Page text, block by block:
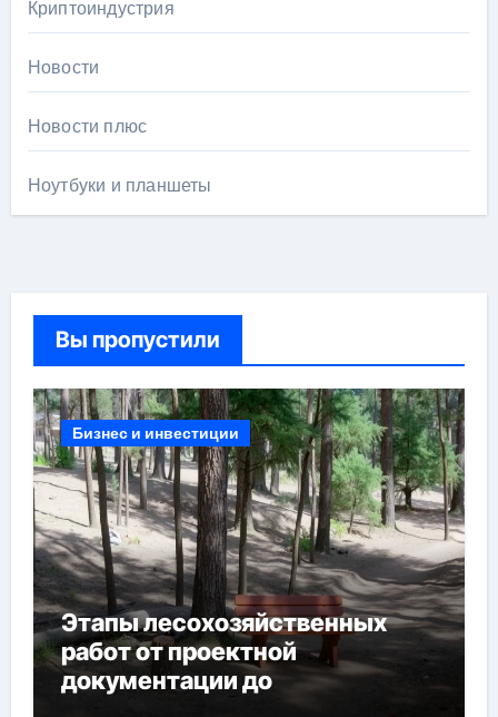
Криптоиндустрия
Новости
Новости плюс
Ноутбуки и планшеты
Вы пропустили
Бизнес и инвестиции
Этапы лесохозяйственных
работ от проектной
документации до